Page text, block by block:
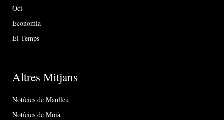
Oci
Economia
El Temps
Altres Mitjans
Notícies de Manlleu
Notícies de Moià